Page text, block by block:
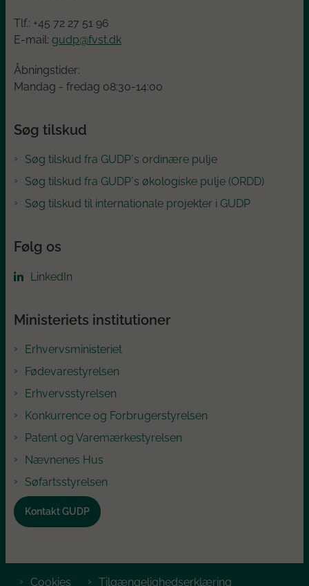
Tlf.: +45 72 27 51 96
E-mail: gudp@fvst.dk
Åbningstider:
Mandag - fredag 08:30-14:00
Søg tilskud
Søg tilskud fra GUDP´s ordinære pulje
Søg tilskud fra GUDP´s økologiske pulje (ORDD)
Søg tilskud til internationale projekter i GUDP
Følg os
LinkedIn
Ministeriets institutioner
Erhvervsministeriet
Fødevarestyrelsen
Erhvervsstyrelsen
Konkurrence og Forbrugerstyrelsen
Patent og Varemærkestyrelsen
Nævnenes Hus
Søfartsstyrelsen
Kontakt GUDP
Cookies Tilgængelighedserklæring